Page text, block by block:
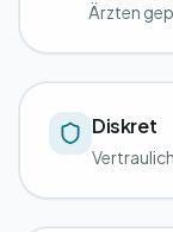
Ärzten
Diskret